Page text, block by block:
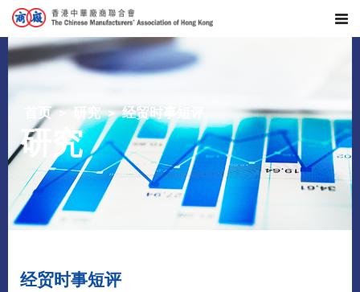
首页 研究 经贸时事短评
研究
经贸时事短评